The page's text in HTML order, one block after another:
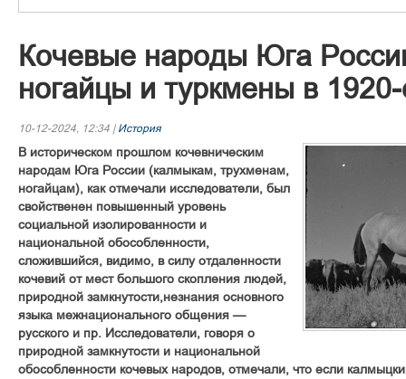
Кочевые народы Юга
ногайцы и туркмены в 1920-
10-12-2024, 12:34 | История
В историческом прошлом кочевническим
народам Юга России (калмыкам, трухменам,
ногайцам), как отмечали исследователи, был
свойственен повышенный уровень
социальной изолированности и
национальной обособленности,
сложившийся, видимо, в силу отдаленности
кочевий от мест большого скопления людей,
природной замкнутости,незнания основного
языка межнационального общения —
русского и пр. Исследователи, говоря о
природной замкнутости и национальной
обособленности кочевых народов, отмечали, что если